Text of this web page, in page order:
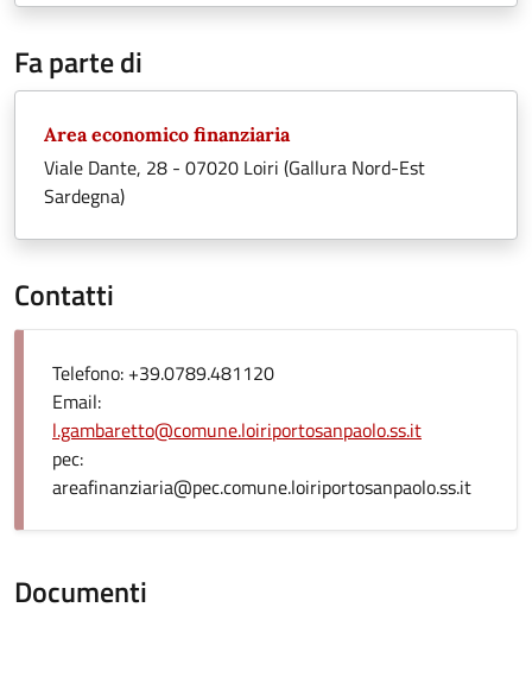
Fa parte di
Area economico finanziaria
Viale Dante, 28 - 07020 Loiri (Gallura Nord-Est
Sardegna)
Contatti
Telefono: +39.0789.481120
Email:
l.gambaretto@comune.loiriportosanpaolo.ss.it
pec:
areafinanziaria@pec.comune.loiriportosanpaolo.ss.it
Documenti